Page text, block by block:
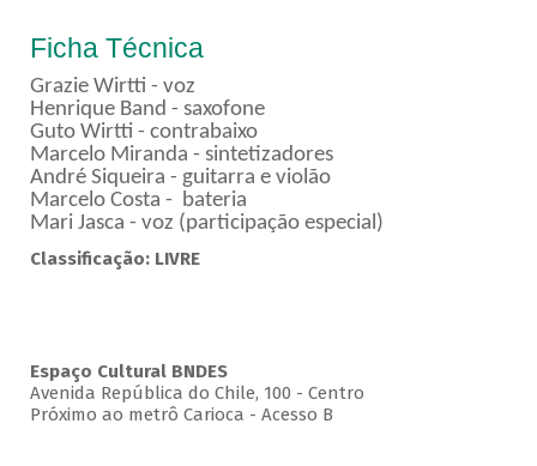
Ficha Técnica
Grazie Wirtti - voz
Henrique Band - saxofone
Guto Wirtti - contrabaixo
Marcelo Miranda - sintetizadores
André Siqueira - guitarra e violão
Marcelo Costa - bateria
Mari Jasca - voz (participação especial)
Classificação: LIVRE
Espaço Cultural BNDES
Avenida República do Chile, 100 - Centro
Próximo ao metrô Carioca - Acesso B